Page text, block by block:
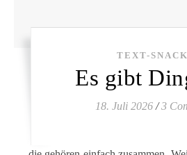
TEXT-
Es gibt
18. Juli 2026 / 3